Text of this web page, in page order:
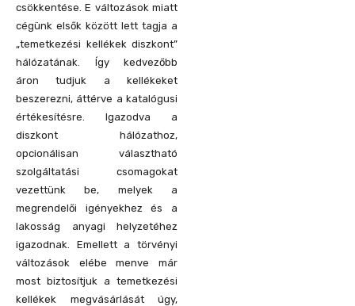
csökkentése. E változások miatt
cégünk elsők között lett tagja a
„temetkezési kellékek diszkont”
hálózatának. Így kedvezőbb
áron tudjuk a kellékeket
beszerezni, áttérve a katalógusi
értékesítésre. Igazodva a
diszkont hálózathoz,
opcionálisan választható
szolgáltatási csomagokat
vezettünk be, melyek a
megrendelői igényekhez és a
lakosság anyagi helyzetéhez
igazodnak. Emellett a törvényi
változások elébe menve már
most biztosítjuk a temetkezési
kellékek megvásárlását úgy,